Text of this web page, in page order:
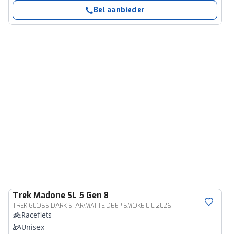
Bel aanbieder
TrekMadone SL 5 Gen 8
TREK GLOSS DARK STAR/MATTE DEEP SMOKE L L 2026
Racefiets
Unisex